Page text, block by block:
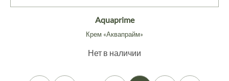
Aquaprime
Крем «Аквапрайм»
Нет в наличии